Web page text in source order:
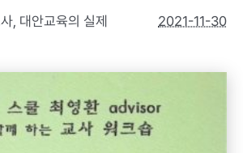
2021-11-30
, 대안교육의 실제